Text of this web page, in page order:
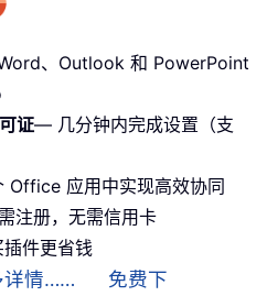
、Outlook 和 PowerPoint
证— 几分钟内完成设置（支
应用中实现高效协同
注册，无需信用卡
件更省钱
详情……
免费下